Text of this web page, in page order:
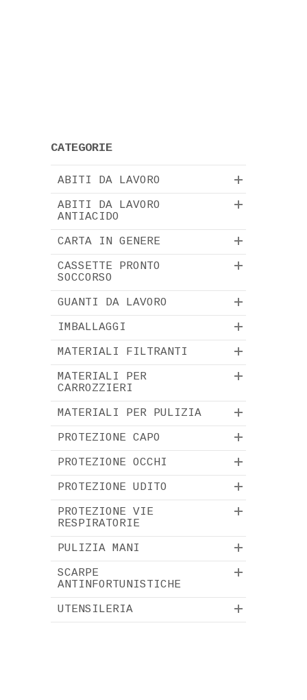
CATEGORIE
ABITI DA LAVORO
ABITI DA LAVORO
ANTIACIDO
CARTA IN GENERE
CASSETTE PRONTO
SOCCORSO
GUANTI DA LAVORO
IMBALLAGGI
MATERIALI FILTRANTI
MATERIALI PER
CARROZZIERI
MATERIALI PER PULIZIA
PROTEZIONE CAPO
PROTEZIONE OCCHI
PROTEZIONE UDITO
PROTEZIONE VIE
RESPIRATORIE
PULIZIA MANI
SCARPE
ANTINFORTUNISTICHE
UTENSILERIA